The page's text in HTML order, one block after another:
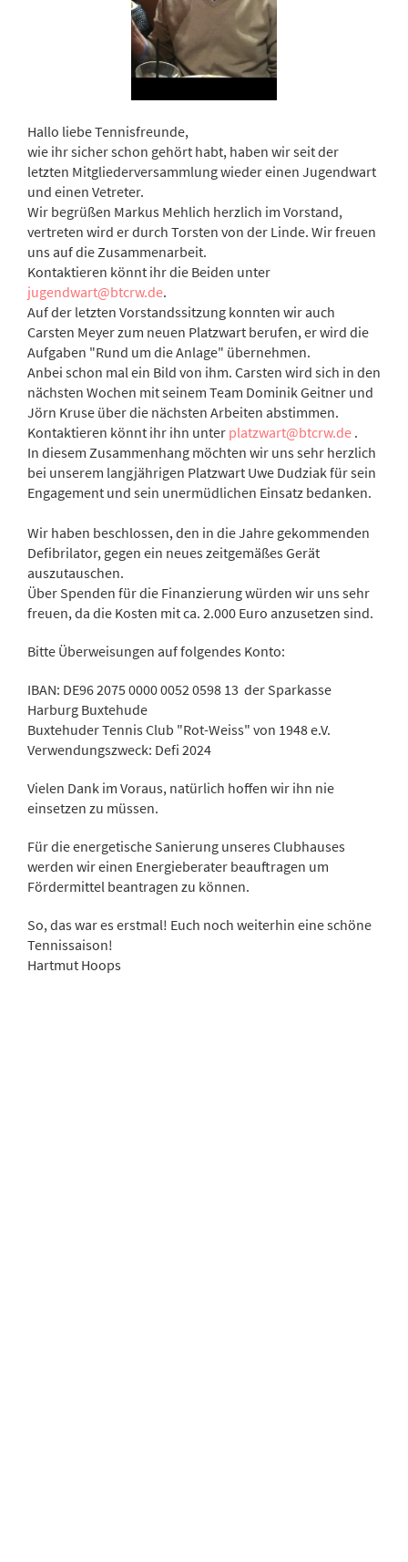
Hallo liebe Tennisfreunde,
wie ihr sicher schon gehört habt, haben wir seit der
letzten Mitgliederversammlung wieder einen Jugendwart
und einen Vetreter.
Wir begrüßen Markus Mehlich herzlich im Vorstand,
vertreten wird er durch Torsten von der Linde. Wir freuen
uns auf die Zusammenarbeit.
Kontaktieren könnt ihr die Beiden unter
jugendwart@btcrw.de.
Auf der letzten Vorstandssitzung konnten wir auch
Carsten Meyer zum neuen Platzwart berufen, er wird die
Aufgaben "Rund um die Anlage" übernehmen.
Anbei schon mal ein Bild von ihm. Carsten wird sich in den
nächsten Wochen mit seinem Team Dominik Geitner und
Jörn Kruse über die nächsten Arbeiten abstimmen.
Kontaktieren könnt ihr ihn unter platzwart@btcrw.de .
In diesem Zusammenhang möchten wir uns sehr herzlich
bei unserem langjährigen Platzwart Uwe Dudziak für sein
Engagement und sein unermüdlichen Einsatz bedanken.
Wir haben beschlossen, den in die Jahre gekommenden
Defibrilator, gegen ein neues zeitgemäßes Gerät
auszutauschen.
Über Spenden für die Finanzierung würden wir uns sehr
freuen, da die Kosten mit ca. 2.000 Euro anzusetzen sind.
Bitte Überweisungen auf folgendes Konto:
IBAN: DE96 2075 0000 0052 0598 13 der Sparkasse
Harburg Buxtehude
Buxtehuder Tennis Club "Rot-Weiss" von 1948 e.V.
Verwendungszweck: Defi 2024
Vielen Dank im Voraus, natürlich hoffen wir ihn nie
einsetzen zu müssen.
Für die energetische Sanierung unseres Clubhauses
werden wir einen Energieberater beauftragen um
Fördermittel beantragen zu können.
So, das war es erstmal! Euch noch weiterhin eine schöne
Tennissaison!
Hartmut Hoops